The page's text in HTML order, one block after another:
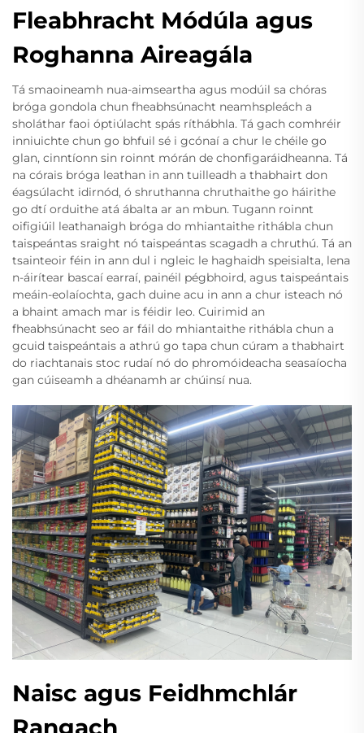
Fleabhracht Módúla agus
Roghanna Aireagála
Tá smaoineamh nua-aimseartha agus modúil sa chóras
bróga gondola chun fheabhsúnacht neamhspleách a
sholáthar faoi óptiúlacht spás ríthábhla. Tá gach comhréir
inniuichte chun go bhfuil sé i gcónaí a chur le chéile go
glan, cinntíonn sin roinnt mórán de chonfigaráidheanna. Tá
na córais bróga leathan in ann tuilleadh a thabhairt don
éagsúlacht idirnód, ó shruthanna chruthaithe go háirithe
go dtí orduithe atá ábalta ar an mbun. Tugann roinnt
oifigiúil leathanaigh bróga do mhiantaithe rithábla chun
taispeántas sraight nó taispeántas scagadh a chruthú. Tá an
tsainteoir féin in ann dul i ngleic le haghaidh speisialta, lena
n-áirítear bascaí earraí, painéil pégbhoird, agus taispeántais
meáin-eolaíochta, gach duine acu in ann a chur isteach nó
a bhaint amach mar is féidir leo. Cuirimid an
fheabhsúnacht seo ar fáil do mhiantaithe rithábla chun a
gcuid taispeántais a athrú go tapa chun cúram a thabhairt
do riachtanais stoc rudaí nó do phromóideacha seasaíocha
gan cúiseamh a dhéanamh ar chúinsí nua.
Naisc agus Feidhmchlár